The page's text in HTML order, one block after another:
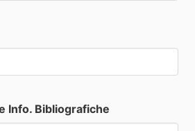
Info. Bibliografiche